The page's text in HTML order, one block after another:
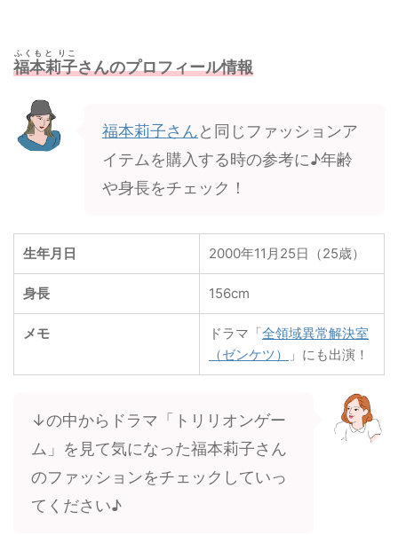
福本莉子
ふくもと りこ
さんのプロフィール情報
福本莉子さんと同じファッションア
イテムを購入する時の参考に♪年齢
や身長をチェック！
生年月日 2000年11月25日（25歳）
身長 156cm
メモ ドラマ「全領域異常解決室
（ゼンケツ）
」にも出演！
↓の中からドラマ「トリリオンゲー
ム」を見て気になった福本莉子さん
のファッションをチェックしていっ
てください♪